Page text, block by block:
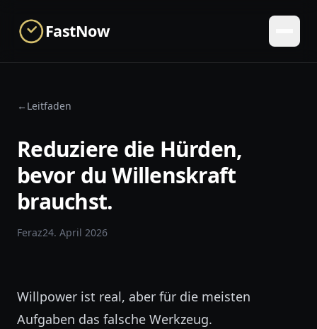
FastNow
← Leitfaden
Reduziere die Hürden,
bevor du Willenskraft
brauchst.
Feraz24. April 2026
Willpower ist real, aber für die meisten
Aufgaben das falsche Werkzeug.